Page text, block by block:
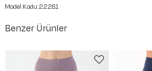
22281
Benzer Ürünler